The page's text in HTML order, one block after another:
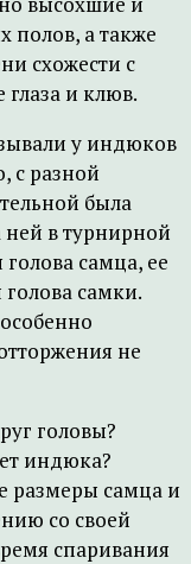
полов, а также
схожести с
и клюв.
у индюков
с разной
была
ней в турнирной
самца, ее
самки.
не
головы?
индюка?
размеры самца и
со своей
спаривания